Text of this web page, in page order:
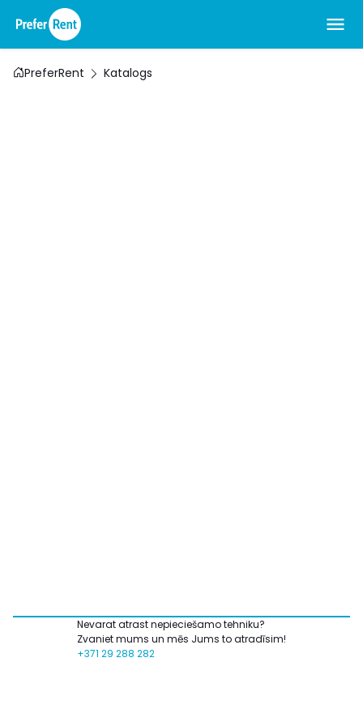
PreferRent Katalogs
Nevarat atrast nepieciešamo tehniku?
Zvaniet mums un mēs Jums to atradīsim!
+371 29 288 282